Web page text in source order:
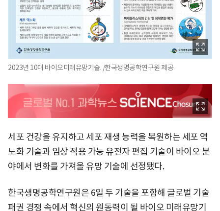
2023년 10대 바이오미래유망기술. /한국생명공학연구원 제공
세포 건강을 유지하고 세포 재생 능력을 복원하는 세포 역
노화 기술과 임상 적용 가능 유전자 편집 기술이 바이오 분
야에서 변화를 가져올 유망 기술에 선정됐다.
한국생명공학연구원은 6일 두 기술을 포함해 글로벌 기술
패권 경쟁 속에서 혁신의 원동력이 될 바이오 미래유망기